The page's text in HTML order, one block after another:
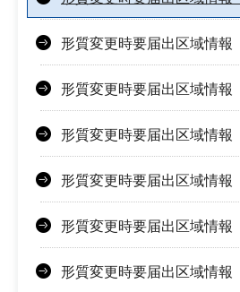
形質変更時要届出区域情報
形質変更時要届出区域情報
形質変更時要届出区域情報
形質変更時要届出区域情報
形質変更時要届出区域情報
形質変更時要届出区域情報